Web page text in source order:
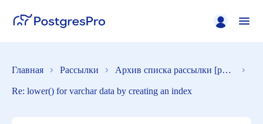
Главная Рассылки Архив списка рассылки [pgsql-sql]
Re: lower() for varchar data by creating an index